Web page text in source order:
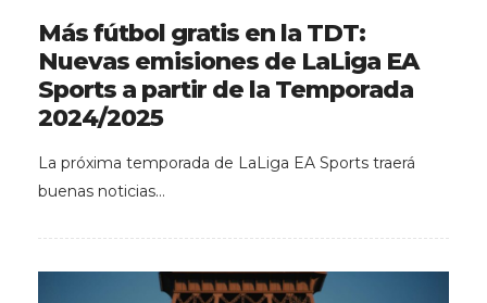
Más fútbol gratis en la TDT:
Nuevas emisiones de LaLiga EA
Sports a partir de la Temporada
2024/2025
La próxima temporada de LaLiga EA Sports traerá
buenas noticias…